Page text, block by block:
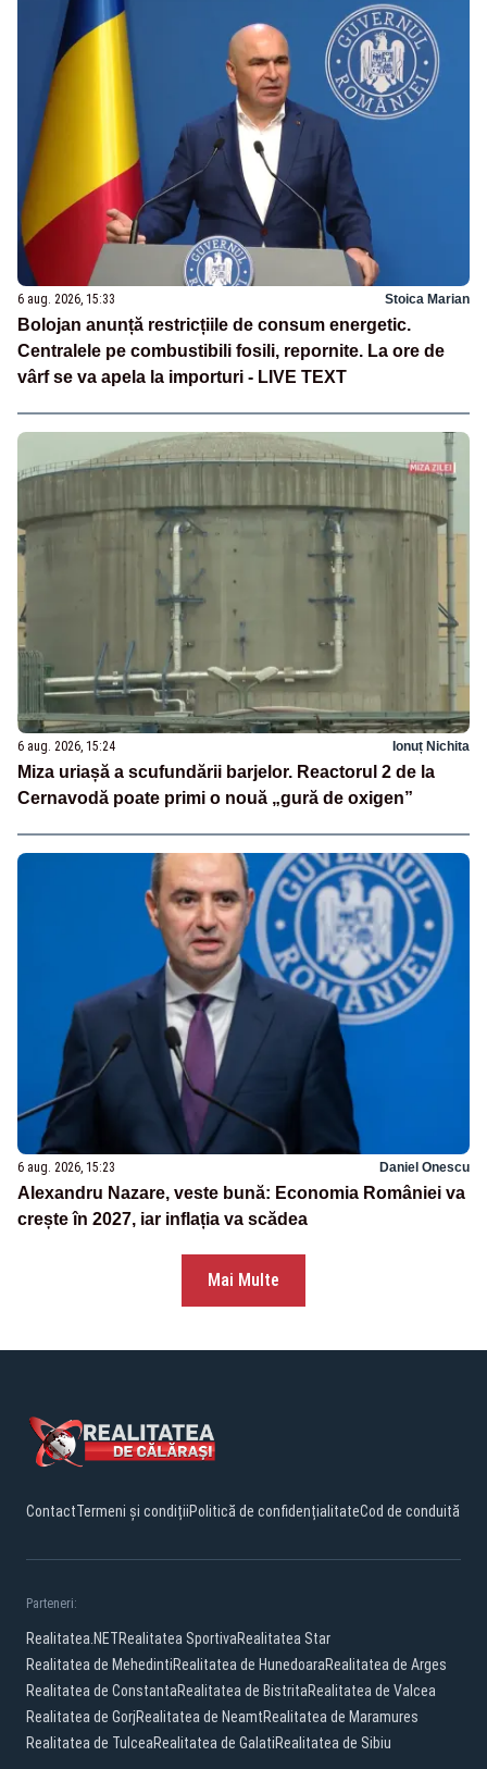
6 aug. 2026, 15:33 Stoica Marian
Bolojan anunță restricțiile de consum energetic.
Centralele pe combustibili fosili, repornite. La ore de
vârf se va apela la importuri - LIVE TEXT
6 aug. 2026, 15:24 Ionuț Nichita
Miza uriașă a scufundării barjelor. Reactorul 2 de la
Cernavodă poate primi o nouă „gură de oxigen”
6 aug. 2026, 15:23 Daniel Onescu
Alexandru Nazare, veste bună: Economia României va
crește în 2027, iar inflația va scădea
Mai Multe
ContactTermeni și condițiiPolitică de confidențialitateCod de conduită
Parteneri:
Realitatea.NETRealitatea SportivaRealitatea Star
Realitatea de MehedintiRealitatea de HunedoaraRealitatea de Arges
Realitatea de ConstantaRealitatea de BistritaRealitatea de Valcea
Realitatea de GorjRealitatea de NeamtRealitatea de Maramures
Realitatea de TulceaRealitatea de GalatiRealitatea de Sibiu